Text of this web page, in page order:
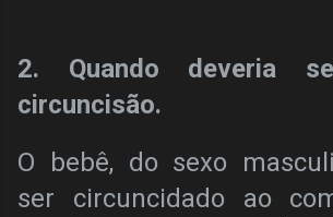
2. Quando deveria
circuncisão.
O bebê, do sexo
ser circuncidado ao